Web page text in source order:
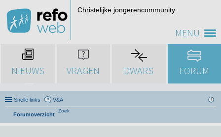
MENU
Christelijke jongerencommunity
NIEUWS VRAGEN DWARS FORUM
Snelle links V&A
Forumoverzicht
Zoek